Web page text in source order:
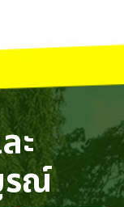
ะ
รณ์